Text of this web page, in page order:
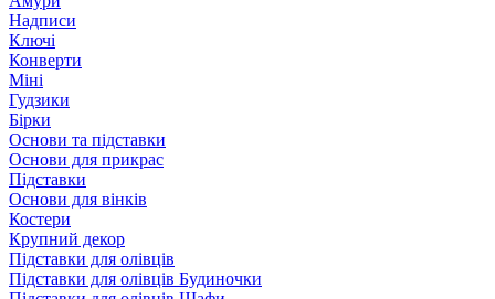
Надписи
Ключі
Конверти
Міні
Гудзики
Бірки
Основи та підставки
Основи для прикрас
Підставки
Основи для вінків
Костери
Крупний декор
Підставки для олівців
Підставки для олівців Будиночки